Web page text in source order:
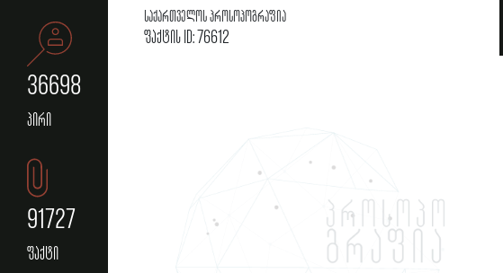
36698
პირი
91727
ფაქტი
საქართველოს პროსოპოგრაფია
ფაქტის ID: 76612